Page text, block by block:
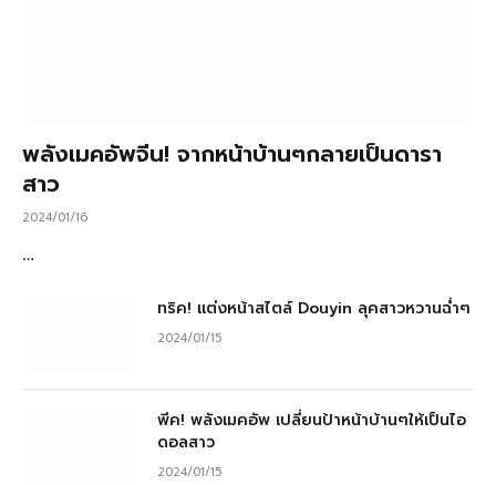
พลังเมคอัพจีน! จากหน้าบ้านๆกลายเป็นดารา
สาว
2024/01/16
…
ทริค! แต่งหน้าสไตล์ Douyin ลุคสาวหวานฉ่ำๆ
2024/01/15
พีค! พลังเมคอัพ เปลี่ยนป้าหน้าบ้านๆให้เป็นไอ
ดอลสาว
2024/01/15